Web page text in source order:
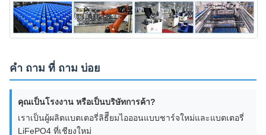
คํา ถาม ที่ ถาม บ่อย
คุณเป็นโรงงาน หรือเป็นบริษัทการค้า?
เราเป็นผู้ผลิตแบตเตอรี่ลิธีียมไอออนแบบชาร์จใหม่และแบตเตอรี่
LiFePO4 ที่เชียงใหม่